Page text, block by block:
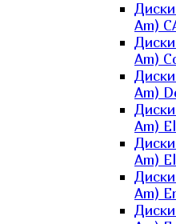
Am)
Am)
Am)
Am)
Am)
Am)